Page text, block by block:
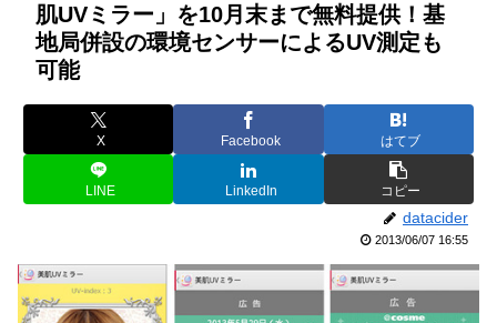
肌UVミラー」を10月末まで無料提供！基
地局併設の環境センサーによるUV測定も
可能
X Facebook はてブ
LINE LinkedIn コピー
datacider
2013/06/07 16:55